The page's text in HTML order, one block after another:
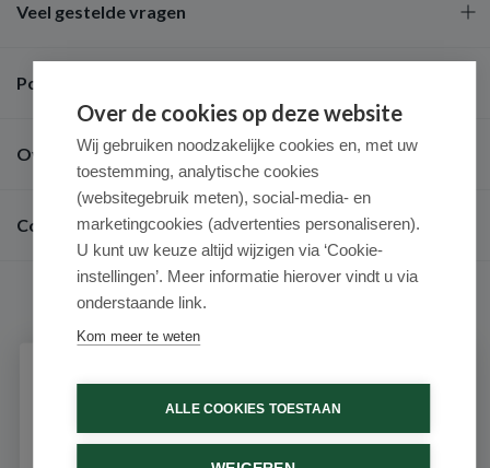
Veel gestelde vragen
Populaire merken
Over ons
Contact
© 2026 - Medimart.nl.
Over de cookies op deze website
Wij gebruiken noodzakelijke cookies en, met uw
toestemming, analytische cookies
(websitegebruik meten), social-media- en
marketingcookies (advertenties personaliseren).
U kunt uw keuze altijd wijzigen via ‘Cookie-
instellingen’. Meer informatie hierover vindt u via
onderstaande link.
Kom meer te weten
ALLE COOKIES TOESTAAN
Schrijf je in voor onze nieuwsbrief
Ontvang als eerste de beste aanbiedingen en persoonlijk
advies